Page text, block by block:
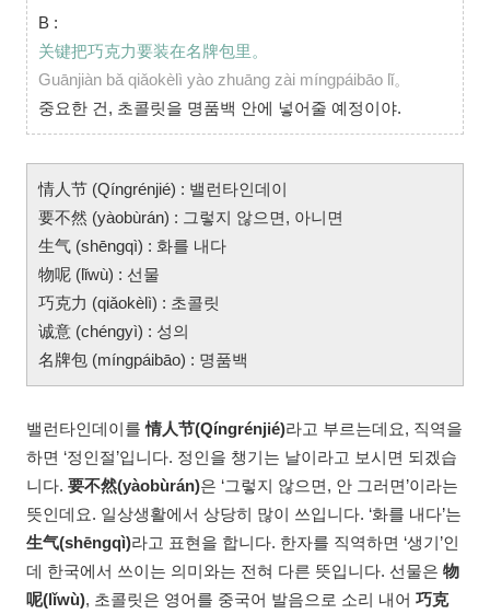
B :
关键把巧克力要装在名牌包里。
Guānjiàn bǎ qiǎokèlì yào zhuāng zài míngpáibāo lǐ。
중요한 건, 초콜릿을 명품백 안에 넣어줄 예정이야.
情人节 (Qíngrénjié) : 밸런타인데이
要不然 (yàobùrán) : 그렇지 않으면, 아니면
生气 (shēngqì) : 화를 내다
物呢 (lǐwù) : 선물
巧克力 (qiǎokèlì) : 초콜릿
诚意 (chéngyì) : 성의
名牌包 (míngpáibāo) : 명품백
밸런타인데이를情人节(Qíngrénjié)라고 부르는데요, 직역을
하면 ‘정인절’입니다. 정인을 챙기는 날이라고 보시면 되겠습
니다. 要不然(yàobùrán)은 ‘그렇지 않으면, 안 그러면’이라는
뜻인데요. 일상생활에서 상당히 많이 쓰입니다. ‘화를 내다’는
生气(shēngqì)라고 표현을 합니다. 한자를 직역하면 ‘생기’인
데 한국에서 쓰이는 의미와는 전혀 다른 뜻입니다. 선물은 物
呢(lǐwù), 초콜릿은 영어를 중국어 발음으로 소리 내어 巧克